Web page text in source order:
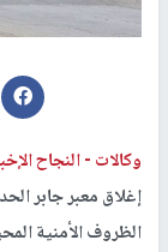
وكالات -النجاح
إغلاق معبر جابر
الظروف الأمنية